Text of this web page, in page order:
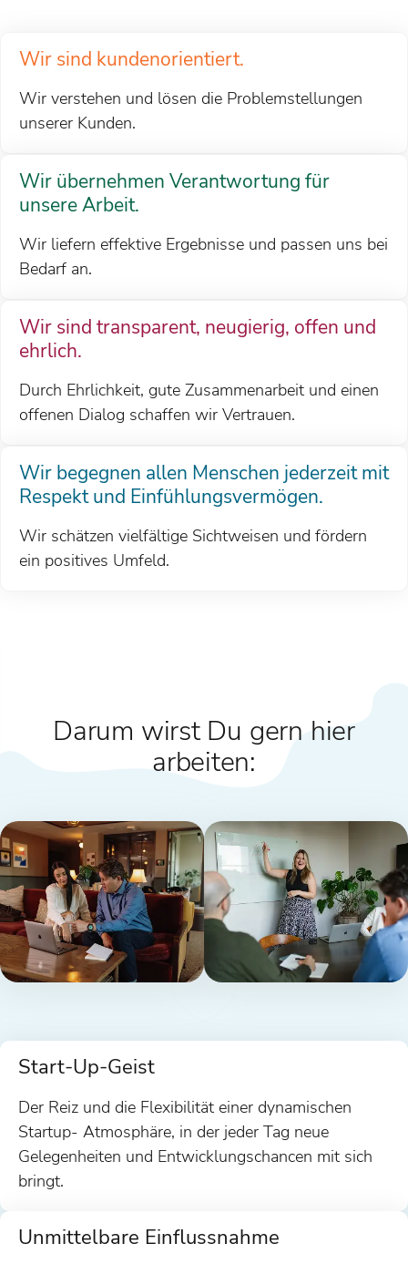
Wir sind kundenorientiert.
Wir verstehen und lösen die Problemstellungen
unserer Kunden.
Wir übernehmen Verantwortung für
unsere Arbeit.
Wir liefern effektive Ergebnisse und passen uns bei
Bedarf an.
Wir sind transparent, neugierig, offen und
ehrlich.
Durch Ehrlichkeit, gute Zusammenarbeit und einen
offenen Dialog schaffen wir Vertrauen.
Wir begegnen allen Menschen jederzeit mit
Respekt und Einfühlungsvermögen.
Wir schätzen vielfältige Sichtweisen und fördern
ein positives Umfeld.
Darum wirst Du gern hier
arbeiten:
Start-Up-Geist
Der Reiz und die Flexibilität einer dynamischen
Startup- Atmosphäre, in der jeder Tag neue
Gelegenheiten und Entwicklungschancen mit sich
bringt.
Unmittelbare Einflussnahme